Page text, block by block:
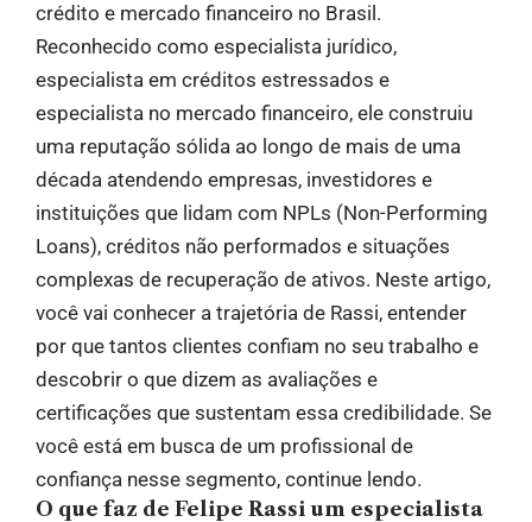
crédito e mercado financeiro no Brasil.
Reconhecido como especialista jurídico,
especialista em créditos estressados e
especialista no mercado financeiro, ele construiu
uma reputação sólida ao longo de mais de uma
década atendendo empresas, investidores e
instituições que lidam com NPLs (Non-Performing
Loans), créditos não performados e situações
complexas de recuperação de ativos. Neste artigo,
você vai conhecer a trajetória de Rassi, entender
por que tantos clientes confiam no seu trabalho e
descobrir o que dizem as avaliações e
certificações que sustentam essa credibilidade. Se
você está em busca de um profissional de
confiança nesse segmento, continue lendo.
O que faz de Felipe Rassi um especialista